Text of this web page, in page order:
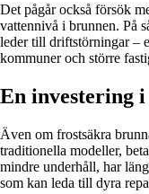
Det pågår också försök
vattennivå i brunnen. På
leder till driftstörningar –
kommuner och större
En investering
Även om frostsäkra
traditionella modeller,
mindre underhåll, har
som kan leda till dyra